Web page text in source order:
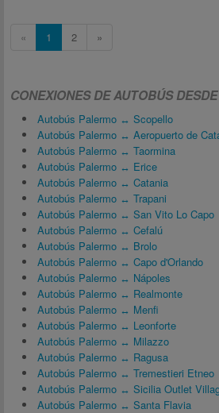
« 1 2 »
CONEXIONES DE AUTOBÚS
Autobús Palermo ↔ Scopello
Autobús Palermo ↔ Aeropuerto de
Autobús Palermo ↔ Taormina
Autobús Palermo ↔ Erice
Autobús Palermo ↔ Catania
Autobús Palermo ↔ Trapani
Autobús Palermo ↔ San Vito Lo Capo
Autobús Palermo ↔ Cefalú
Autobús Palermo ↔ Brolo
Autobús Palermo ↔ Capo d'Orlando
Autobús Palermo ↔ Nápoles
Autobús Palermo ↔ Realmonte
Autobús Palermo ↔ Menfi
Autobús Palermo ↔ Leonforte
Autobús Palermo ↔ Milazzo
Autobús Palermo ↔ Ragusa
Autobús Palermo ↔ Tremestieri Etneo
Autobús Palermo ↔ Sicilia Outlet
Autobús Palermo ↔ Santa Flavia